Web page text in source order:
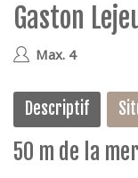
Gaston
Max. 4
Descriptif
50 m de la